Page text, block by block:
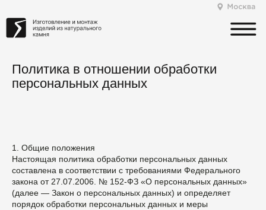
Политика в отношении обработки
персональных данных
1. Общие положения
Настоящая политика обработки персональных данных
составлена в соответствии с требованиями Федерального
закона от 27.07.2006. № 152-ФЗ «О персональных данных»
(далее — Закон о персональных данных) и определяет
порядок обработки персональных данных и меры